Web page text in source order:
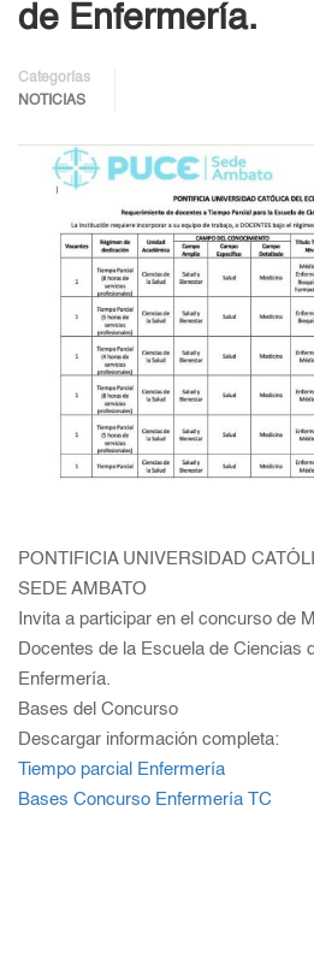
de Enfermería.
Categorías
NOTICIAS
PONTIFICIA UNIVERSIDAD
SEDE AMBATO
Invita a participar en el concurso de
Docentes de la Escuela de Ciencias
Enfermería.
Bases del Concurso
Descargar información completa:
Tiempo parcial Enfermería
Bases Concurso Enfermería TC